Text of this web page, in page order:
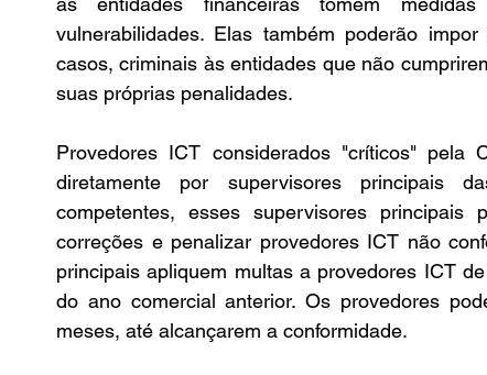
vulnerabilidades. Elas também poderão
casos, criminais às entidades que não
suas próprias penalidades.
Provedores ICT considerados "críticos" pela
diretamente por supervisores principais
competentes, esses supervisores
correções e penalizar provedores ICT não
principais apliquem multas a provedores ICT
do ano comercial anterior. Os provedores
meses, até alcançarem a conformidade.